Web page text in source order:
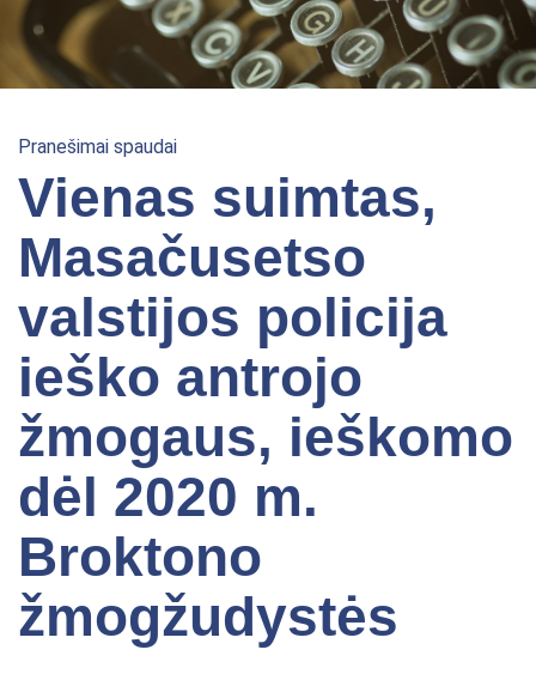
Pranešimai spaudai
Vienas suimtas,
Masačusetso
valstijos policija
ieško antrojo
žmogaus, ieškomo
dėl 2020 m.
Broktono
žmogžudystės